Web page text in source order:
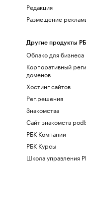
Редакция
Размещение
Другие продукты
Облако для бизнеса
Корпоративный
доменов
Хостинг сайтов
Рег.решения
Знакомства
Сайт знакомств
РБК Компании
РБК Курсы
Школа управления